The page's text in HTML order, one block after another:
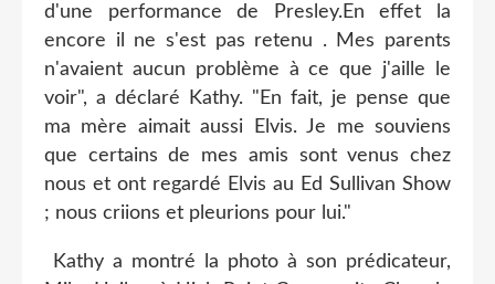
d'une performance de Presley.En effet la
encore il ne s'est pas retenu . Mes parents
n'avaient aucun problème à ce que j'aille le
voir", a déclaré Kathy. "En fait, je pense que
ma mère aimait aussi Elvis. Je me souviens
que certains de mes amis sont venus chez
nous et ont regardé Elvis au Ed Sullivan Show
; nous criions et pleurions pour lui."
Kathy a montré la photo à son prédicateur,